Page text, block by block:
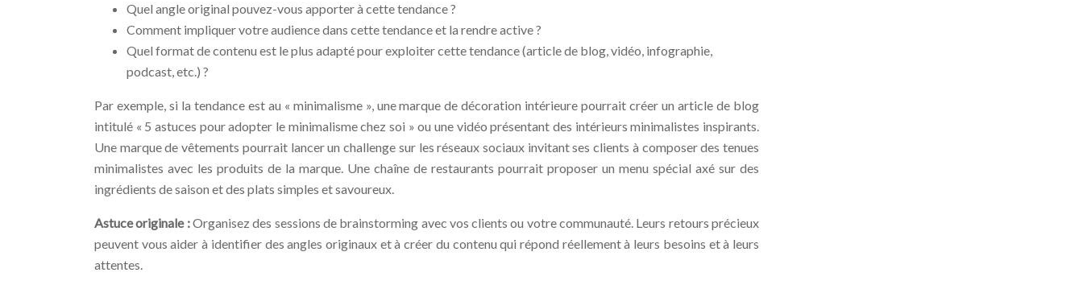
Quel angle original pouvez-vous apporter à cette tendance ?
Comment impliquer votre audience dans cette tendance et la rendre active ?
Quel format de contenu est le plus adapté pour exploiter cette tendance (article de blog, vidéo, infographie,
podcast, etc.) ?
Par exemple, si la tendance est au « minimalisme », une marque de décoration intérieure pourrait créer un article de blog
intitulé « 5 astuces pour adopter le minimalisme chez soi » ou une vidéo présentant des intérieurs minimalistes inspirants.
Une marque de vêtements pourrait lancer un challenge sur les réseaux sociaux invitant ses clients à composer des tenues
minimalistes avec les produits de la marque. Une chaîne de restaurants pourrait proposer un menu spécial axé sur des
ingrédients de saison et des plats simples et savoureux.
Astuce originale :Organisez des sessions de brainstorming avec vos clients ou votre communauté. Leurs retours précieux
peuvent vous aider à identifier des angles originaux et à créer du contenu qui répond réellement à leurs besoins et à leurs
attentes.